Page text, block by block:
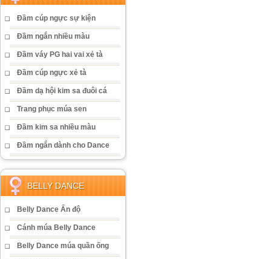
Đầm cúp ngực sự kiện
Đầm ngắn nhiều màu
Đầm váy PG hai vai xẻ tà
Đầm cúp ngực xẻ tà
Đầm dạ hội kim sa đuôi cá
Trang phục múa sen
Đầm kim sa nhiều màu
Đầm ngắn dành cho Dance
BELLY DANCE
Belly Dance Ấn độ
Cánh múa Belly Dance
Belly Dance múa quần ống